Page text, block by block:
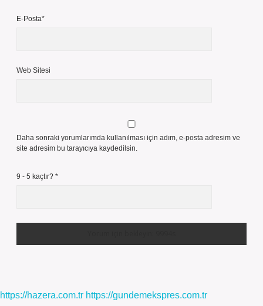
E-Posta*
Web Sitesi
Daha sonraki yorumlarımda kullanılması için adım, e-posta adresim ve
site adresim bu tarayıcıya kaydedilsin.
9 - 5 kaçtır? *
https://hazera.com.tr https://gundemekspres.com.tr